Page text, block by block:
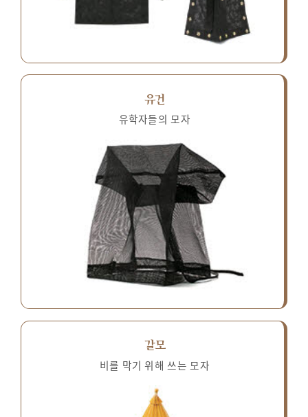
유건
유학자들의 모자
갈모
비를 막기 위해 쓰는 모자